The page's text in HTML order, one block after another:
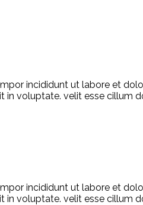
incididunt ut labore et
in voluptate. velit esse
incididunt ut labore et
in voluptate. velit esse